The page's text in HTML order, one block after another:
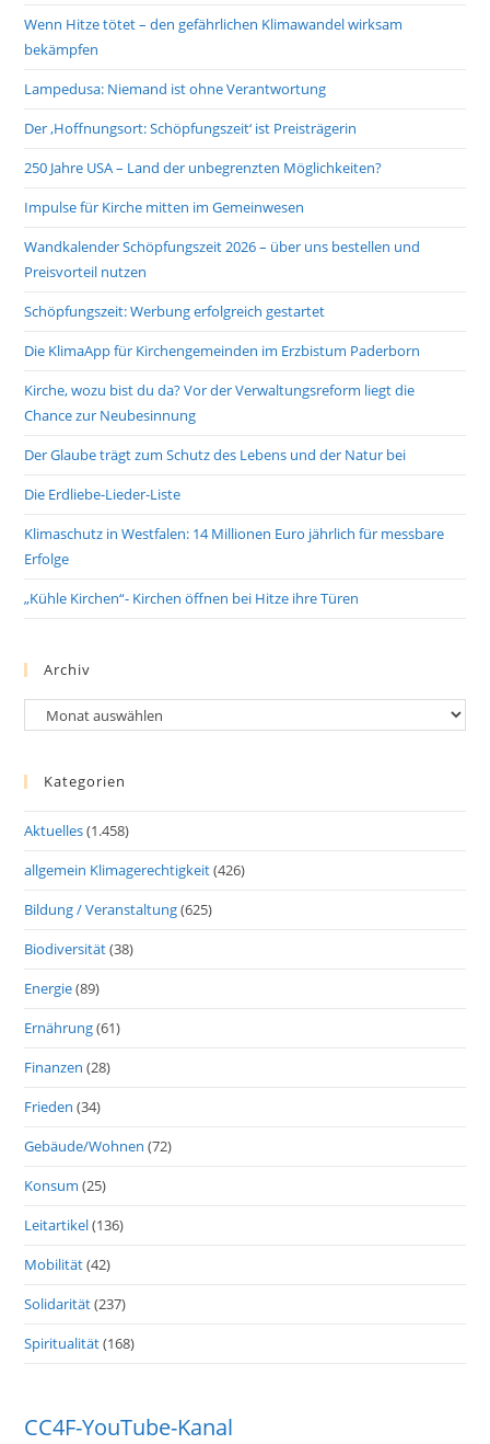
Wenn Hitze tötet – den gefährlichen Klimawandel wirksam
bekämpfen
Lampedusa: Niemand ist ohne Verantwortung
Der ‚Hoffnungsort: Schöpfungszeit‘ ist Preisträgerin
250 Jahre USA – Land der unbegrenzten Möglichkeiten?
Impulse für Kirche mitten im Gemeinwesen
Wandkalender Schöpfungszeit 2026 – über uns bestellen und
Preisvorteil nutzen
Schöpfungszeit: Werbung erfolgreich gestartet
Die KlimaApp für Kirchengemeinden im Erzbistum Paderborn
Kirche, wozu bist du da? Vor der Verwaltungsreform liegt die
Chance zur Neubesinnung
Der Glaube trägt zum Schutz des Lebens und der Natur bei
Die Erdliebe-Lieder-Liste
Klimaschutz in Westfalen: 14 Millionen Euro jährlich für messbare
Erfolge
„Kühle Kirchen“- Kirchen öffnen bei Hitze ihre Türen
Archiv
Archiv
Kategorien
Aktuelles(1.458)
allgemein Klimagerechtigkeit(426)
Bildung / Veranstaltung(625)
Biodiversität(38)
Energie(89)
Ernährung(61)
Finanzen (28)
Frieden (34)
Gebäude/Wohnen (72)
Konsum (25)
Leitartikel(136)
Mobilität(42)
Solidarität(237)
Spiritualität(168)
CC4F-YouTube-Kanal